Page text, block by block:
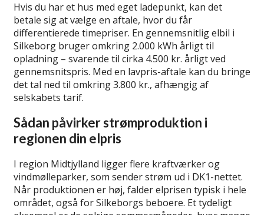
Hvis du har et hus med eget ladepunkt, kan det
betale sig at vælge en aftale, hvor du får
differentierede timepriser. En gennemsnitlig elbil i
Silkeborg bruger omkring 2.000 kWh årligt til
opladning – svarende til cirka 4.500 kr. årligt ved
gennemsnitspris. Med en lavpris-aftale kan du bringe
det tal ned til omkring 3.800 kr., afhængig af
selskabets tarif.
Sådan påvirker strømproduktion i
regionen din elpris
I region Midtjylland ligger flere kraftværker og
vindmølleparker, som sender strøm ud i DK1-nettet.
Når produktionen er høj, falder elprisen typisk i hele
området, også for Silkeborgs beboere. Et tydeligt